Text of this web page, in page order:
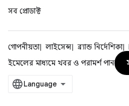
সব প্রোডাক্ট
গোপনীয়তা লাইসেন্স ব্র্যান্ড নির্দেশিকা
ইমেলের মাধ্যমে খবর ও পরামর্শ পান